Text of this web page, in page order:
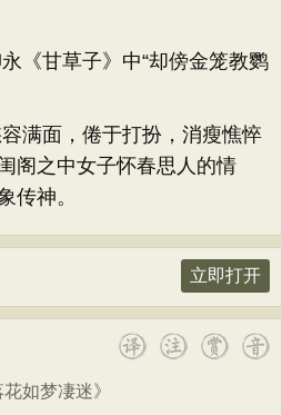
《甘草子》中“却傍金笼教鹦
满面，倦于打扮，消瘦憔悴
阁之中女子怀春思人的情
传神。
立即打开
花如梦凄迷》